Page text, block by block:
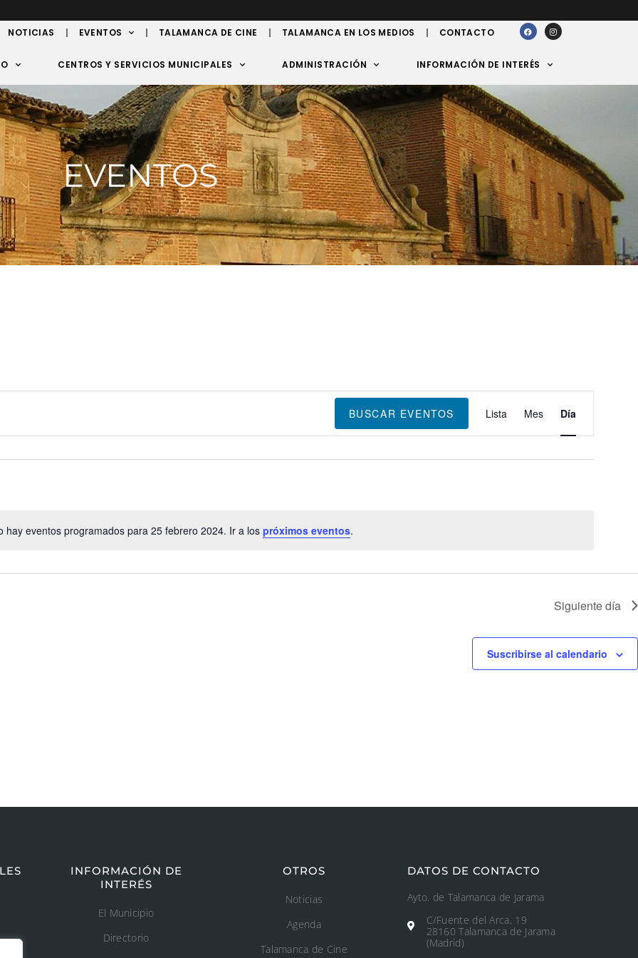
NOTICIAS
EVENTOS TALAMANCA DE CINE TALAMANCA EN LOS MEDIOS CONTACTO
CENTROS Y SERVICIOS MUNICIPALES ADMINISTRACIÓN INFORMACIÓN DE INTERÉS
EVENTOS
Aviso
hay eventos programados para 25 febrero 2024. Ir a los próximos eventos.
BUSCAR EVENTOS
de
Evento
Lista Mes Día
Siguiente día
Suscribirse al calendario
INFORMACIÓN DE
INTERÉS
El Municipio
Directorio
OTROS
Noticias
Agenda
Talamanca de Cine
DATOS DE CONTACTO
Ayto. de Talamanca de Jarama
C/Fuente del Arca, 19
28160 Talamanca de Jarama
(Madrid)